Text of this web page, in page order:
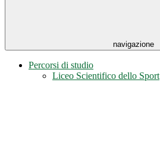
navigazione
Percorsi di studio
Liceo Scientifico dello Sport